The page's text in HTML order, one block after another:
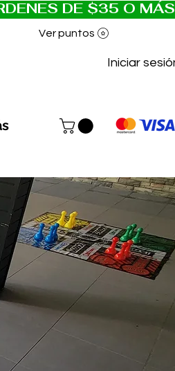
Ver puntos
Iniciar